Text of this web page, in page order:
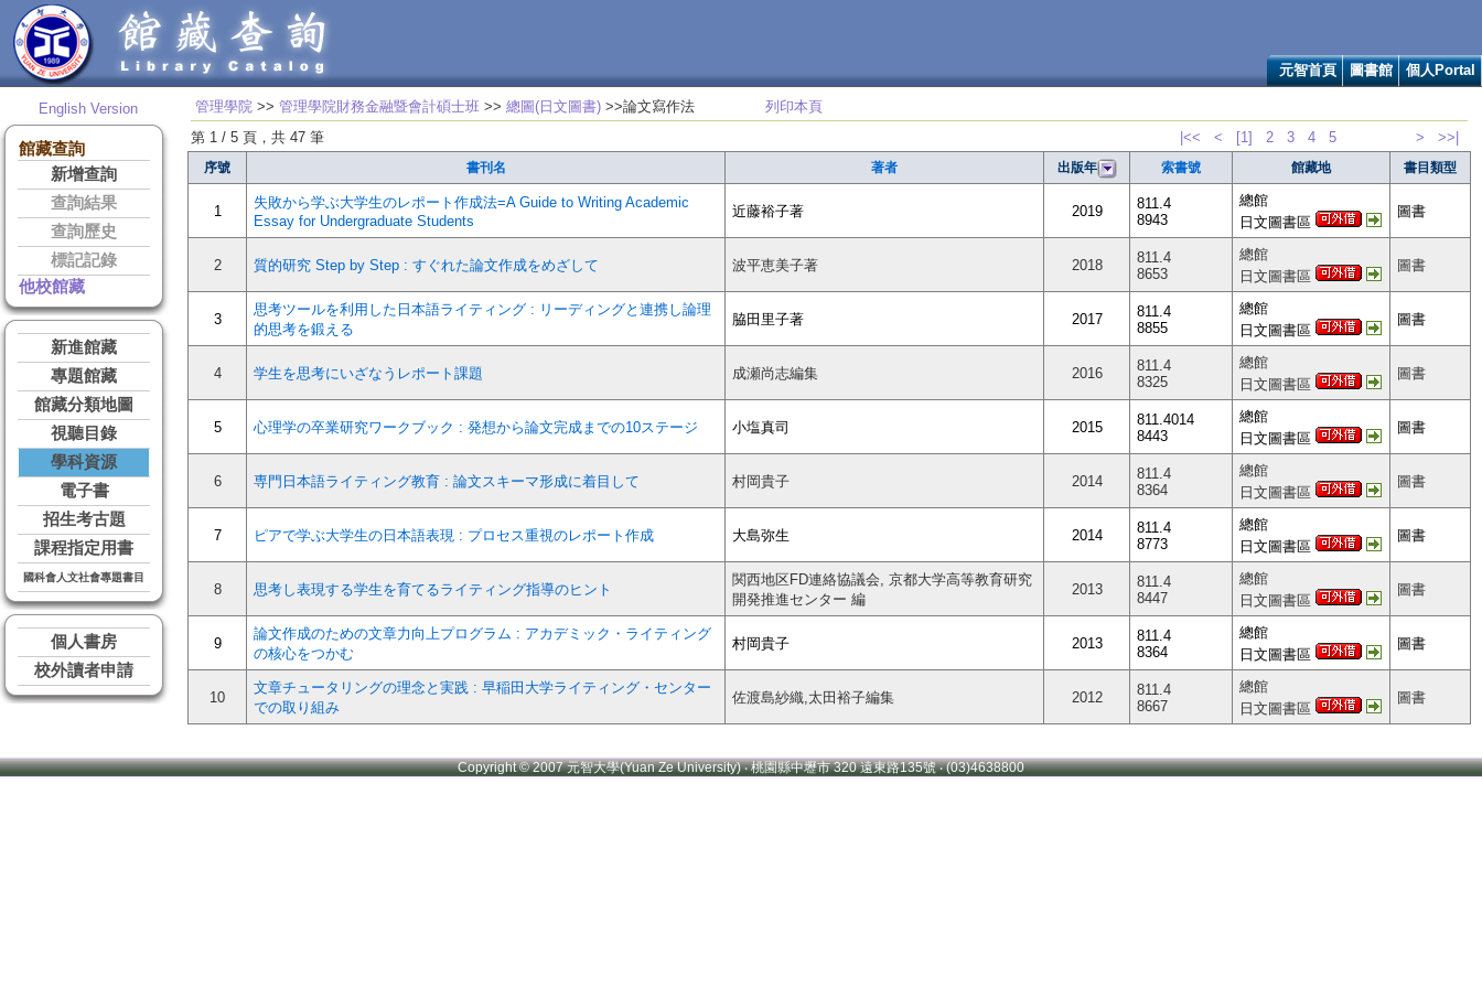
元智首頁 圖書館 個人Portal
English Version
館藏查詢
新增查詢
查詢結果
查詢歷史
標記記錄
他校館藏
新進館藏
專題館藏
館藏分類地圖
視聽目錄
學科資源
電子書
招生考古題
課程指定用書
國科會人文社會專題書目
個人書房
校外讀者申請
管理學院 >> 管理學院財務金融暨會計碩士班 >> 總圖(日文圖書) >>論文寫作法 列印本頁
第 1 / 5 頁，共 47 筆
|<< < [1] 2 3 4 5 > >>|
序號 書刊名 著者 出版年 索書號 館藏地 書目類型
1
失敗から学ぶ大学生のレポート作成法=A Guide to Writing Academic
Essay for Undergraduate Students
近藤裕子著 2019
811.4
8943
總館
日文圖書區
圖書
2 質的研究 Step by Step : すぐれた論文作成をめざして 波平恵美子著 2018
811.4
8653
總館
日文圖書區
圖書
3
思考ツールを利用した日本語ライティング : リーディングと連携し論理
的思考を鍛える
脇田里子著 2017
811.4
8855
總館
日文圖書區
圖書
4 学生を思考にいざなうレポート課題 成瀬尚志編集 2016
811.4
8325
總館
日文圖書區
圖書
5 心理学の卒業研究ワークブック : 発想から論文完成までの10ステージ 小塩真司 2015
811.4014
8443
總館
日文圖書區
圖書
6 専門日本語ライティング教育 : 論文スキーマ形成に着目して 村岡貴子 2014
811.4
8364
總館
日文圖書區
圖書
7 ピアで学ぶ大学生の日本語表現 : プロセス重視のレポート作成 大島弥生 2014
811.4
8773
總館
日文圖書區
圖書
8 思考し表現する学生を育てるライティング指導のヒント
関西地区FD連絡協議会, 京都大学高等教育研究
開発推進センター 編
2013
811.4
8447
總館
日文圖書區
圖書
9
論文作成のための文章力向上プログラム : アカデミック・ライティング
の核心をつかむ
村岡貴子 2013
811.4
8364
總館
日文圖書區
圖書
10
文章チュータリングの理念と実践 : 早稲田大学ライティング・センター
での取り組み
佐渡島紗織,太田裕子編集 2012
811.4
8667
總館
日文圖書區
圖書
Copyright © 2007 元智大學(Yuan Ze University) ‧ 桃園縣中壢市 320 遠東路135號 ‧ (03)4638800